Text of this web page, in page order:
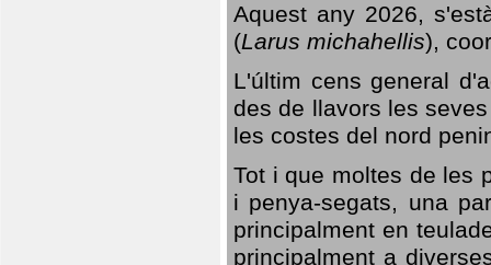
Aquest any 2026,
(Larus michahellis),
L'últim cens general
des de llavors les
les costes del nord
Tot i que moltes de les
i penya-segats, una
principalment en
principalment a